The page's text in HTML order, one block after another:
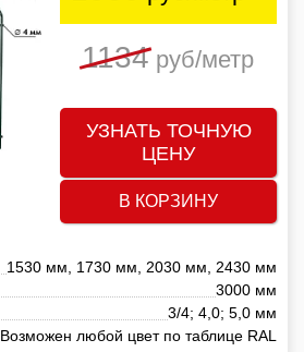
1134руб/метр
УЗНАТЬ ТОЧНУЮ
ЦЕНУ
В КОРЗИНУ
1530 мм, 1730 мм, 2030 мм, 2430 мм
3000 мм
3/4; 4,0; 5,0 мм
Возможен любой цвет по таблице RAL